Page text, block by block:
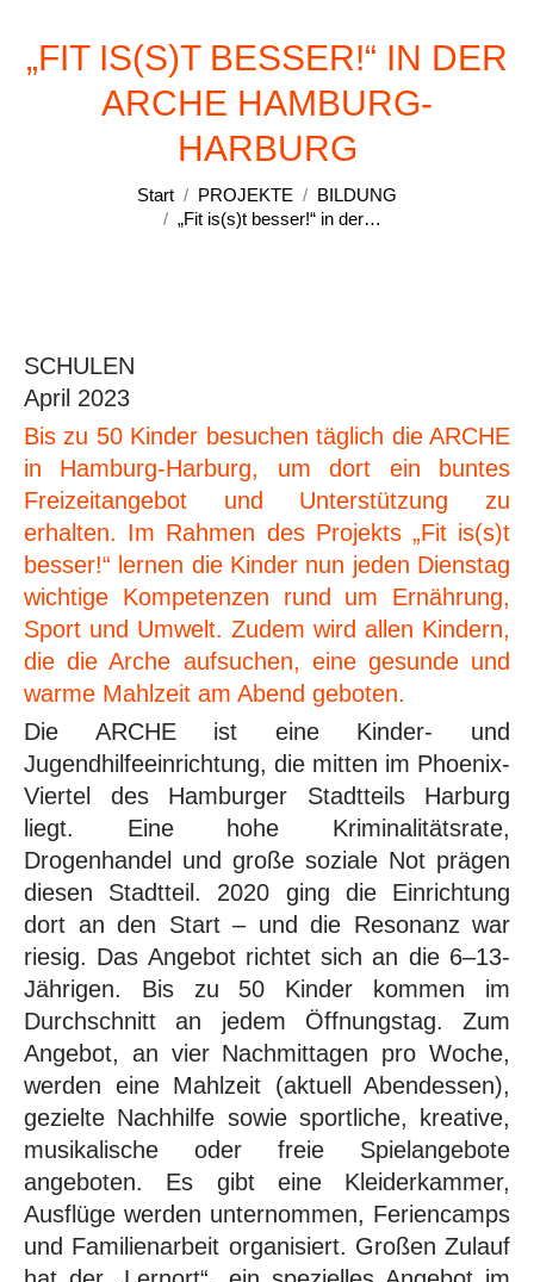
„FIT IS(S)T BESSER!“ IN DER
ARCHE HAMBURG-
HARBURG
Sie befinden sich hier:
Start PROJEKTE
BILDUNG
„Fit is(s)t besser!“ in der…
SCHULEN
April 2023
Bis zu 50 Kinder besuchen täglich die ARCHE
in Hamburg-Harburg, um dort ein buntes
Freizeitangebot und Unterstützung zu
erhalten. Im Rahmen des Projekts „Fit is(s)t
besser!“ lernen die Kinder nun jeden Dienstag
wichtige Kompetenzen rund um Ernährung,
Sport und Umwelt. Zudem wird allen Kindern,
die die Arche aufsuchen, eine gesunde und
warme Mahlzeit am Abend geboten.
Die ARCHE ist eine Kinder- und
Jugendhilfeeinrichtung, die mitten im Phoenix-
Viertel des Hamburger Stadtteils Harburg
liegt. Eine hohe Kriminalitätsrate,
Drogenhandel und große soziale Not prägen
diesen Stadtteil. 2020 ging die Einrichtung
dort an den Start – und die Resonanz war
riesig. Das Angebot richtet sich an die 6–13-
Jährigen. Bis zu 50 Kinder kommen im
Durchschnitt an jedem Öffnungstag. Zum
Angebot, an vier Nachmittagen pro Woche,
werden eine Mahlzeit (aktuell Abendessen),
gezielte Nachhilfe sowie sportliche, kreative,
musikalische oder freie Spielangebote
angeboten. Es gibt eine Kleiderkammer,
Ausflüge werden unternommen, Feriencamps
und Familienarbeit organisiert. Großen Zulauf